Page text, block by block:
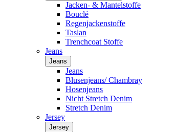
Jacken- & Mantelstoffe
Bouclé
Regenjackenstoffe
Taslan
Trenchcoat Stoffe
Jeans
Jeans
Jeans
Blusenjeans/ Chambray
Hosenjeans
Nicht Stretch Denim
Stretch Denim
Jersey
Jersey